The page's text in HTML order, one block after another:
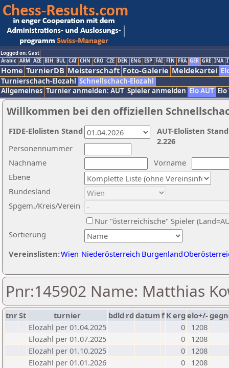
Logged on: Gast
Arabic ARM AZE BIH BUL CAT CHN CRO CZE DEN ENG ESP FAI FIN FRA GER GRE INA
Home TurnierDB Meisterschaft Foto-Galerie Meldekartei
Turnierschach-Elozahl Schnellschach-Elozahl
Allgemeines Turnier anmelden: AUT Spieler anmelden Elo AUT
Willkommen bei den offiziellen
Nachname
Vorname
Ebene
Sortierung
Personennummer
Bundesland
Spgem./Kreis/Verein
Nur "österreichische" Spieler
Vereinslisten:Wien Niederösterreich Burgenland
AUT-Elolisten
2.226
FIDE-Elolisten Stand
Pnr:145902 Name: Matthias
tnrSt turnier bdld rd datumf Kerg elo+/-
Elozahl per 01.04.2025
0
1208
Elozahl per 01.07.2025
0
1208
Elozahl per 01.10.2025
0
1208
Elozahl per 01.01.2026
0
1208